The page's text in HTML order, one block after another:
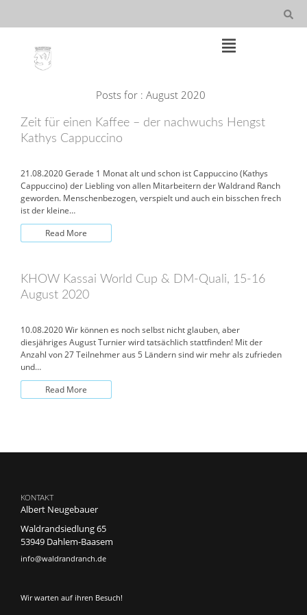
content
Posts for : August 2020
Zeit für einen Kaffee – der nachwuchs Hengst
Kathys Cappuccino
21.08.2020 Gerade 1 Monat alt und schon ist Cappuccino (Kathys
Cappuccino) der Liebling von allen Mitarbeitern der Waldrand Ranch
geworden. Menschenbezogen, verspielt und auch ein bisschen frech
ist der kleine…
Read More
KHOW Kassai World Cup & DM-Quali, 15-16
August 2020
10.08.2020 Wir können es noch selbst nicht glauben, aber
diesjähriges August Turnier wird tatsächlich stattfinden! Mit der
Anzahl von 27 Teilnehmer aus 5 Ländern sind wir mehr als zufrieden
und…
Read More
KONTAKT
Albert Neugebauer
Waldrandsiedlung 65
53949 Dahlem-Baasem
info@waldrandranch.de
Wir warten auf ihren Besuch!